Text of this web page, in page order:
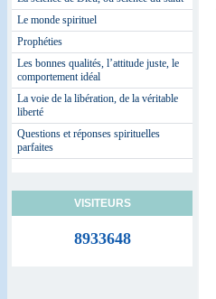
Le monde spirituel
Prophéties
Les bonnes qualités, l’attitude juste, le
comportement idéal
La voie de la libération, de la véritable
liberté
Questions et réponses spirituelles
parfaites
VISITEURS
8933648